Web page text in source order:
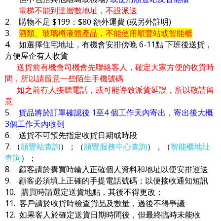
電梯不能到達層數地址，不設派送
2. 購物不足 $199：$80 額外運費 (或另外註明)
3. 酒類、玻璃樽液體產品，不能使用順豐站或智能櫃
4. 如選擇住宅地址，有機會安排傍晚 6-11點 下班後送貨，
方便屋企有人收貨
送貨前有機會司機會先聯絡客人，確定大家方便的收貨時
間，所以請留意一些陌生手機號碼
如之前冇人接聽電話，或可能導致派貨延誤，所以敬請留
意
5. 貨品將於訂單確認後 1至4 個工作天內寄出，寄出後大概
3個工作天內收到
6. 送貨不可預先指定收貨日期或時段
7. （順豐站查詢）；（順豐服務中心查詢），（智能櫃地址
查詢）；
8. 顧客請於購買時輸入正確個人資料和地址以便安排運送
9. 顧客必須填上正確的手提電話號碼；以便接收通知短訊
10. 購買時請選定送貨地點，其後不得更改；
11. 客戶請於收貨時檢查貨品及數量，過後不得爭議
12. 如果客人於確定送貨日期時間後，但最終臨時未能收